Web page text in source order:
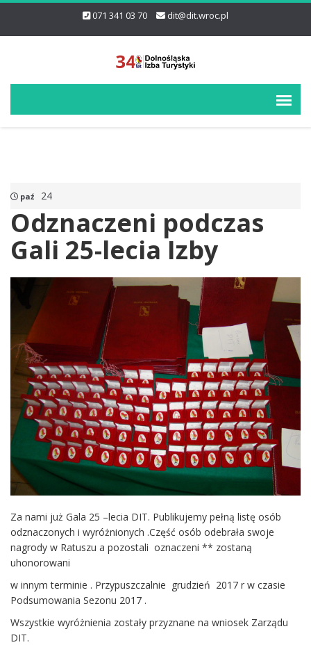
071 341 03 70 dit@dit.wroc.pl
paź 24
Odznaczeni podczas
Gali 25-lecia Izby
Za nami już Gala 25 –lecia DIT. Publikujemy pełną listę osób
odznaczonych i wyróżnionych .Część osób odebrała swoje
nagrody w Ratuszu a pozostali oznaczeni ** zostaną
uhonorowani
w innym terminie . Przypuszczalnie grudzień 2017 r w czasie
Podsumowania Sezonu 2017 .
Wszystkie wyróżnienia zostały przyznane na wniosek Zarządu
DIT.